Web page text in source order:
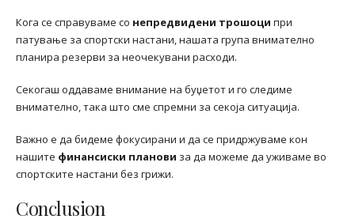
Кога се справуваме со непредвидени трошоци при
патување за спортски настани, нашата група внимателно
планира резерви за неочекувани расходи.
Секогаш оддаваме внимание на буџетот и го следиме
внимателно, така што сме спремни за секоја ситуација.
Важно е да бидеме фокусирани и да се придржуваме кон
нашите финансиски планови за да можеме да уживаме во
спортските настани без грижи.
Conclusion